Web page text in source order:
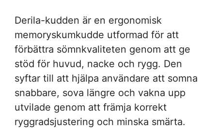
Derila-kudden är en ergonomisk
memoryskumkudde utformad för att
förbättra sömnkvaliteten genom att ge
stöd för huvud, nacke och rygg. Den
syftar till att hjälpa användare att somna
snabbare, sova längre och vakna upp
utvilade genom att främja korrekt
ryggradsjustering och minska smärta.